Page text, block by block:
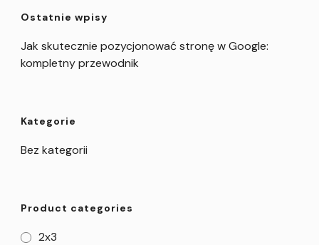
Ostatnie wpisy
Jak skutecznie pozycjonować stronę w Google:
kompletny przewodnik
Kategorie
Bez kategorii
Product categories
2x3